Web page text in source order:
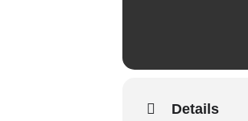
Details